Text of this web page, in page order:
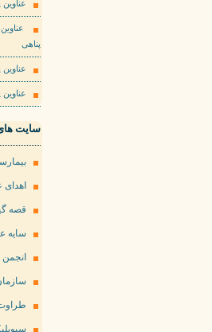
عناوین
پناهی
عناوین
عناوین
سایت
قصه
سایه